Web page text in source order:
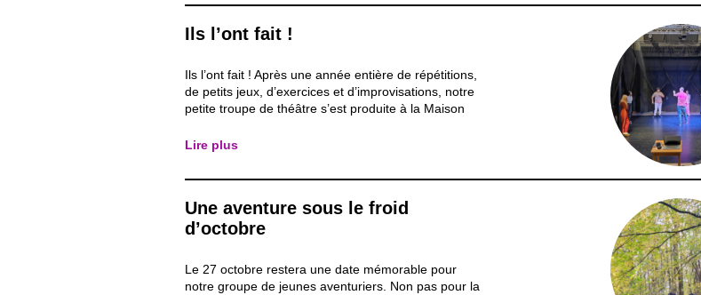
Ils l’ont fait !
Ils l’ont fait ! Après une année entière de répétitions,
de petits jeux, d’exercices et d’improvisations, notre
petite troupe de théâtre s’est produite à la Maison
chargé d’émotion, et surtout porteur d’un message
Lire plus
Une aventure sous le froid
d’octobre
Le 27 octobre restera une date mémorable pour
notre groupe de jeunes aventuriers. Non pas pour la